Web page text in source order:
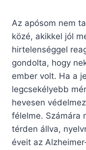
Az apósom nem
közé, akikkel jól
hirtelenséggel
gondolta, hogy
ember volt. Ha a
legcsekélyebb
hevesen
félelme. Számára
térden állva,
éveit az